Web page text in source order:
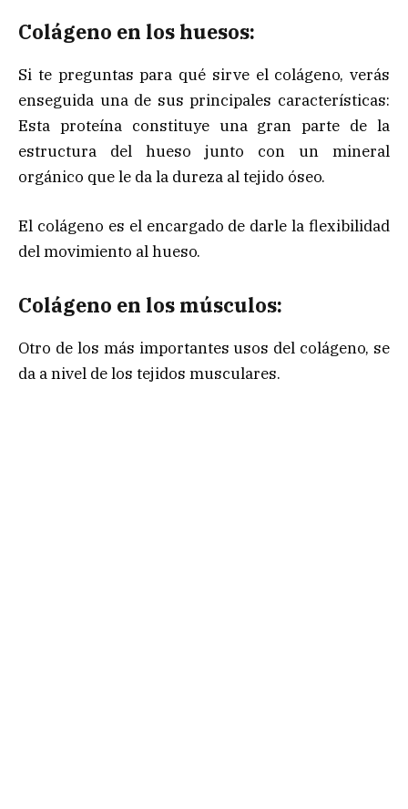
Colágeno en los huesos:
Si te preguntas para qué sirve el colágeno, verás
enseguida una de sus principales características:
Esta proteína constituye una gran parte de la
estructura del hueso junto con un mineral
orgánico que le da la dureza al tejido óseo.
El colágeno es el encargado de darle la flexibilidad
del movimiento al hueso.
Colágeno en los músculos:
Otro de los más importantes usos del colágeno, se
da a nivel de los tejidos musculares.